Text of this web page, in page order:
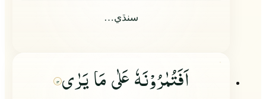
سنڌي…
اَفَتُمٰرُوْنَهٗ عَلٰى مَا یَرٰى ۱۲